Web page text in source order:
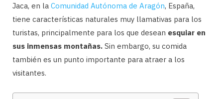
Jaca, en la Comunidad Autónoma de Aragón, España,
tiene características naturales muy llamativas para los
turistas, principalmente para los que desean esquiar en
sus inmensas montañas. Sin embargo, su comida
también es un punto importante para atraer a los
visitantes.